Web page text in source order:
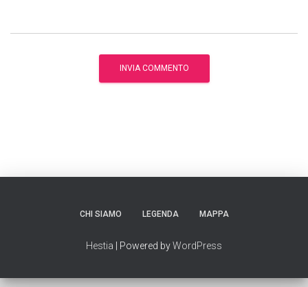
CHI SIAMO LEGENDA MAPPA
Hestia | Powered byWordPress